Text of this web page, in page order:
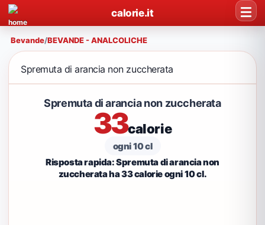
calorie.it
Bevande/BEVANDE - ANALCOLICHE
Spremuta di arancia non zuccherata
Spremuta di arancia non zuccherata
33calorie
ogni 10 cl
Risposta rapida: Spremuta di arancia non
zuccherata ha 33 calorie ogni 10 cl.